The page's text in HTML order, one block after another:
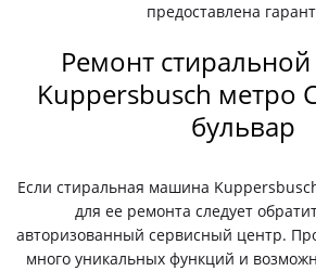
предоставлена
Ремонт
Kuppersbusch метро
бульвар
Если стиральная машина
для ее ремонта следует
авторизованный сервисный центр.
много уникальных функций и